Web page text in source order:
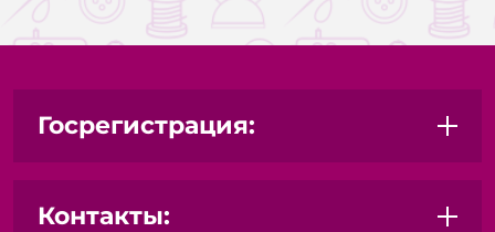
Госрегистрация:
Контакты: